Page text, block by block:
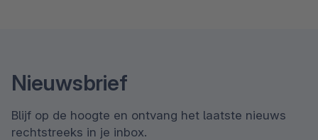
Nieuwsbrief
Blijf op de hoogte en ontvang het laatste nieuws
rechtstreeks in je inbox.